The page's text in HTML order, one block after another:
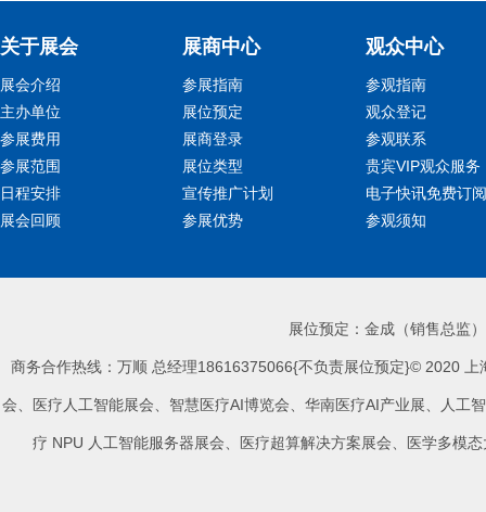
关于展会
展会介绍
主办单位
参展费用
参展范围
日程安排
展会回顾
展商中心
参展指南
展位预定
展商登录
展位类型
宣传推广计划
参展优势
观众中心
参观指南
观众登记
参观联系
贵宾VIP观众服务
电子快讯免费订阅
参观须知
展位预定：金成（销售总监
商务合作热线：万顺 总经理18616375066{不负责展位预定}© 2020
会、 医疗人工智能展会、 智慧医疗AI博览会、 华南医疗AI产业展、 人工
疗 NPU 人工智能服务器展会、 医疗超算解决方案展会、 医学多模